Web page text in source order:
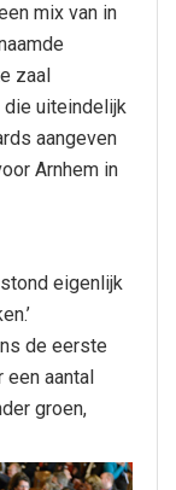
mix van in
zaal
die uiteindelijk
aangeven
Arnhem in
eigenlijk
de eerste
aantal
groen,